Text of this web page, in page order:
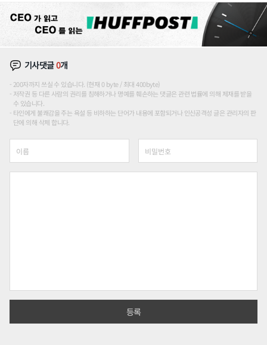
기사댓글0개
200자까지 쓰실 수 있습니다. (현재 0 byte / 최대 400byte)
저작권 등 다른 사람의 권리를 침해하거나 명예를 훼손하는 댓글은 관련 법률에 의해 제재를 받을
수 있습니다.
타인에게 불쾌감을 주는 욕설 등 비하하는 단어가 내용에 포함되거나 인신공격성 글은 관리자의 판
단에 의해 삭제 합니다.